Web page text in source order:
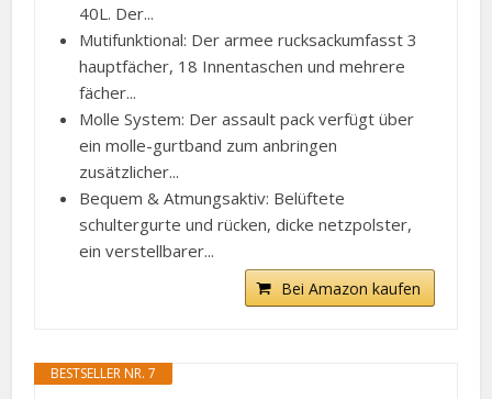
40L. Der...
Mutifunktional: Der armee rucksack​umfasst 3
hauptfächer, 18 Innentaschen und mehrere
fächer...
Molle System: Der assault pack verfügt über
ein molle-gurtband zum anbringen
zusätzlicher...
Bequem & Atmungsaktiv: Belüftete
schultergurte und rücken, dicke netzpolster,
ein verstellbarer...
Bei Amazon kaufen
BESTSELLER NR. 7